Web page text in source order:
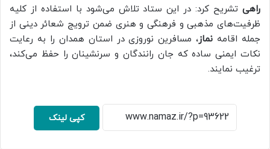
راهی تشریح کرد: در این ستاد تلاش می‌شود با استفاده از کلیه
ظرفیت‌های مذهبی و فرهنگی و هنری ضمن ترویج شعائر دینی از
جمله اقامه نماز، مسافرین نوروزی در استان همدان را به رعایت
نکات ایمنی ساده که جان رانندگان و سرنشینان را حفظ می‌کند،
ترغیب نمایند.
کپی لینک